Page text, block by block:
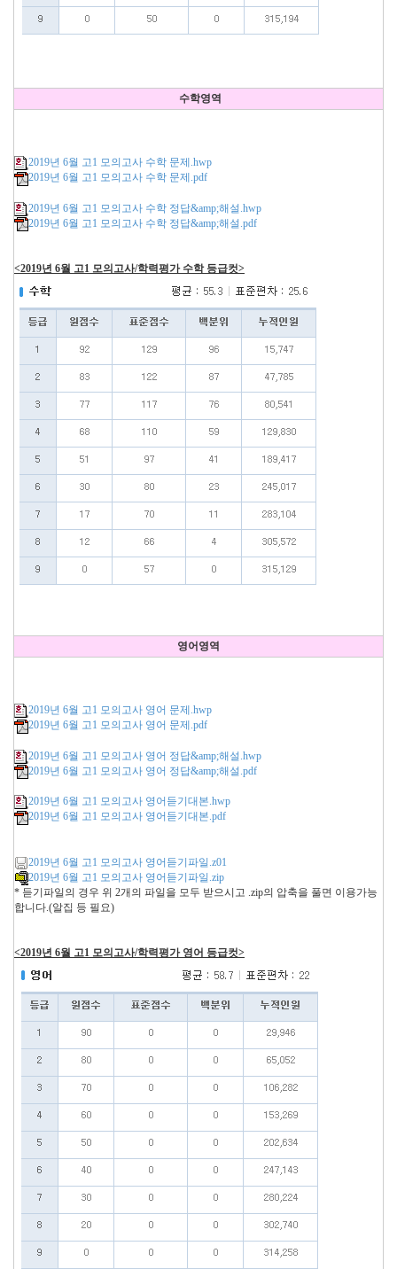
수학영역
2019년 6월 고1 모의고사 수학 문제.hwp
2019년 6월 고1 모의고사 수학 문제.pdf
2019년 6월 고1 모의고사 수학 정답&amp;해설.hwp
2019년 6월 고1 모의고사 수학 정답&amp;해설.pdf
<2019년 6월 고1 모의고사/학력평가 수학 등급컷>
영어영역
2019년 6월 고1 모의고사 영어 문제.hwp
2019년 6월 고1 모의고사 영어 문제.pdf
2019년 6월 고1 모의고사 영어 정답&amp;해설.hwp
2019년 6월 고1 모의고사 영어 정답&amp;해설.pdf
2019년 6월 고1 모의고사 영어듣기대본.hwp
2019년 6월 고1 모의고사 영어듣기대본.pdf
2019년 6월 고1 모의고사 영어듣기파일.z01
2019년 6월 고1 모의고사 영어듣기파일.zip
* 듣기파일의 경우 위 2개의 파일을 모두 받으시고 .zip의 압축을 풀면 이용가능
합니다.(알집 등 필요)
<2019년 6월 고1 모의고사/학력평가 영어 등급컷>